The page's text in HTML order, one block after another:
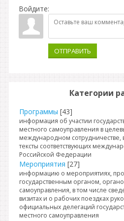
Войдите:
ОТПРАВИТЬ
Категории
Программы [43]
информация об участии
местного самоуправления в
международном
тексты соответствующих
Российской Федерации
Мероприятия [27]
информацию о мероприятиях,
государственным органом,
самоуправления, в том числе
визитах и о рабочих поездках
официальных делегаций
местного самоуправления